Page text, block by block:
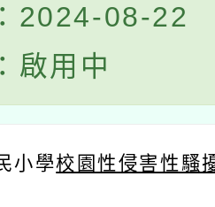
2024-08-22
啟用中
小學校園性侵害性騷